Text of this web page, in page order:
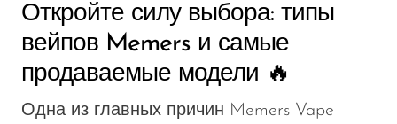
Откройте силу выбора: типы
вейпов Memers и самые
продаваемые модели 🔥
Одна из главных причин Memers Vape